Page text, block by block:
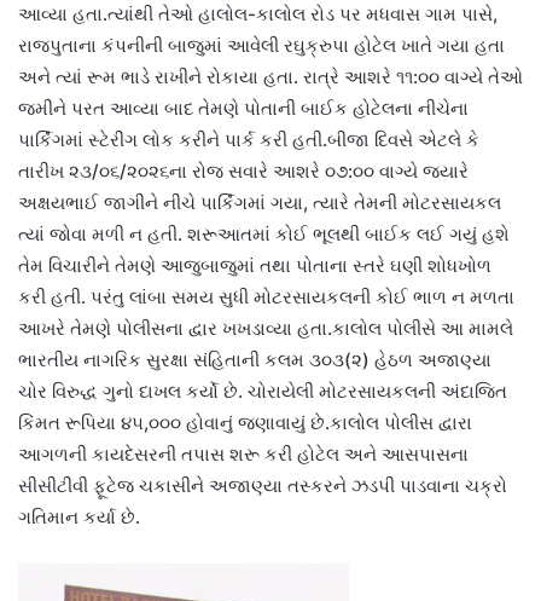
આવ્યા હતા.ત્યાંથી તેઓ હાલોલ-કાલોલ રોડ પર મધવાસ ગામ પાસે,
રાજપુતાના કંપનીની બાજુમાં આવેલી રઘુક્રુપા હોટેલ ખાતે ગયા હતા
અને ત્યાં રૂમ ભાડે રાખીને રોકાયા હતા. રાત્રે આશરે ૧૧:૦૦ વાગ્યે તેઓ
જમીને પરત આવ્યા બાદ તેમણે પોતાની બાઈક હોટેલના નીચેના
પાર્કિંગમાં સ્ટેરીંગ લોક કરીને પાર્ક કરી હતી.બીજા દિવસે એટલે કે
તારીખ ૨૩/૦૬/૨૦૨૬ના રોજ સવારે આશરે ૦૭:૦૦ વાગ્યે જ્યારે
અક્ષયભાઈ જાગીને નીચે પાર્કિંગમાં ગયા, ત્યારે તેમની મોટરસાયકલ
ત્યાં જોવા મળી ન હતી. શરૂઆતમાં કોઈ ભૂલથી બાઈક લઈ ગયું હશે
તેમ વિચારીને તેમણે આજુબાજુમાં તથા પોતાના સ્તરે ઘણી શોધખોળ
કરી હતી. પરંતુ લાંબા સમય સુધી મોટરસાયકલની કોઈ ભાળ ન મળતા
આખરે તેમણે પોલીસના દ્વાર ખખડાવ્યા હતા.કાલોલ પોલીસે આ મામલે
ભારતીય નાગરિક સુરક્ષા સંહિતાની કલમ ૩૦૩(૨) હેઠળ અજાણ્યા
ચોર વિરુદ્ધ ગુનો દાખલ કર્યો છે. ચોરાયેલી મોટરસાયકલની અંદાજિત
કિંમત રૂપિયા ૪૫,૦૦૦ હોવાનું જણાવાયું છે.કાલોલ પોલીસ દ્વારા
આગળની કાયદેસરની તપાસ શરૂ કરી હોટેલ અને આસપાસના
સીસીટીવી ફૂટેજ ચકાસીને અજાણ્યા તસ્કરને ઝડપી પાડવાના ચક્રો
ગતિમાન કર્યા છે.